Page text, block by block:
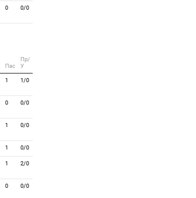
0 0/0
Пас
Пр/
У
1 1/0
0 0/0
1 0/0
1 0/0
1 2/0
0 0/0